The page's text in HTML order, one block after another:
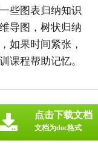
些图表归纳知识
导图，树状归纳
如果时间紧张，
课程帮助记忆。
点击下载文档
文档为doc格式